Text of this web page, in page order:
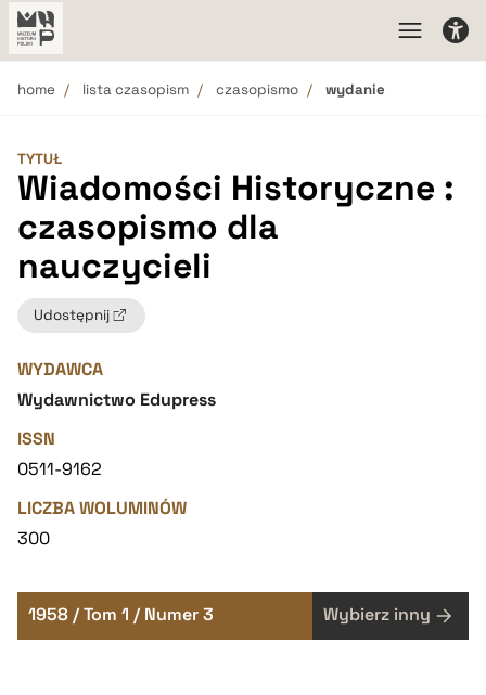
home lista czasopism czasopismo wydanie
TYTUŁ
Wiadomości Historyczne :
czasopismo dla
nauczycieli
Udostępnij
WYDAWCA
Wydawnictwo Edupress
ISSN
0511-9162
LICZBA WOLUMINÓW
300
1958 / Tom 1 / Numer 3 Wybierz inny